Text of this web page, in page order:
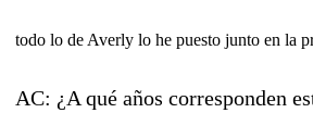
todo lo de Averly lo he puesto junto en la
AC: ¿A qué años corresponden